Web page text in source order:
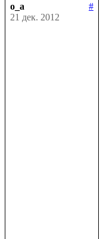
o_a
#
21 дек. 2012